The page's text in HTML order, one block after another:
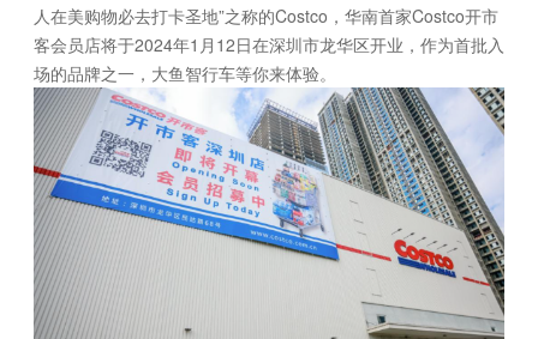
人在美购物必去打卡圣地”之称的Costco，华南首家Costco开市
客会员店将于2024年1月12日在深圳市龙华区开业，作为首批入
场的品牌之一，大鱼智行车等你来体验。